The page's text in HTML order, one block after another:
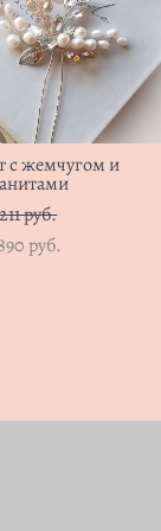
с жемчугом и
pуб.
pуб.